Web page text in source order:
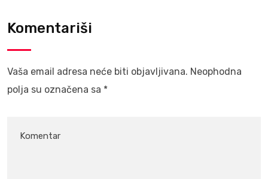
Komentariši
Vaša email adresa neće biti objavljivana. Neophodna
polja su označena sa *